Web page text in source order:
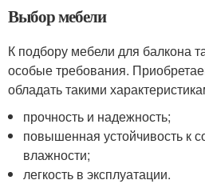
Выбор мебели
К подбору мебели для балкона
особые требования.
обладать такими
прочность и надежность;
повышенная устойчивость к
влажности;
легкость в эксплуатации.